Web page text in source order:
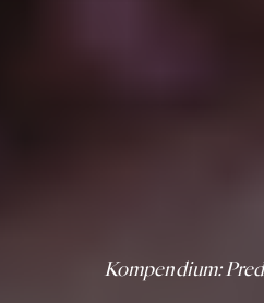
Kompendium: